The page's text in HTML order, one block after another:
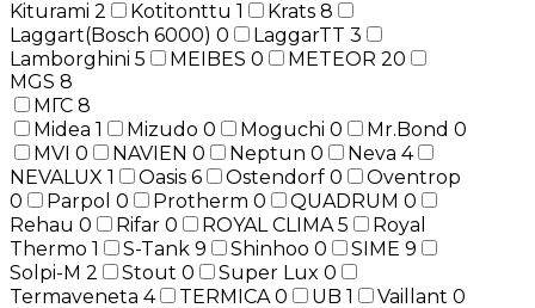
Kiturami 2 Kotitonttu 1 Krats 8
Laggart(Bosch 6000) 0 LaggarTT 3
Lamborghini 5 MEIBES 0 METEOR 20
MGS 8
МГС 8
Midea 1 Mizudo 0 Moguchi 0 Mr.Bond 0
MVI 0 NAVIEN 0 Neptun 0 Neva 4
NEVALUX 1 Oasis 6 Ostendorf 0
Oventrop
0
Parpol 0 Protherm 0 QUADRUM 0
Rehau 0 Rifar 0 ROYAL CLIMA 5
Royal
Thermo 1 S-Tank 9 Shinhoo 0 SIME 9
Solpi-M 2 Stout 0 Super Lux 0
Termaveneta 4 TERMICA 0 UB 1 Vaillant 0